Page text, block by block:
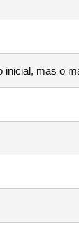
inicial, mas o